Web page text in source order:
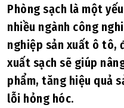
Phòng sạch là một
nhiều ngành công
nghiệp sản xuất ô tô,
xuất sạch sẽ giúp
phẩm, tăng hiệu quả
lỗi hỏng hóc.